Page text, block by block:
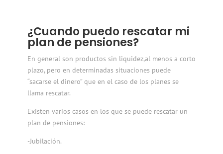
¿Cuando puedo rescatar mi
plan de pensiones?
En general son productos sin liquidez,al menos a corto
plazo, pero en determinadas situaciones puede
“sacarse el dinero” que en el caso de los planes se
llama rescatar.
Existen varios casos en los que se puede rescatar un
plan de pensiones:
-Jubilación.